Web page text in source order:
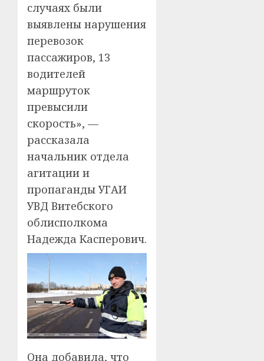
случаях были
выявлены нарушения
перевозок
пассажиров, 13
водителей
маршруток
превысили
скорость», —
рассказала
начальник отдела
агитации и
пропаганды УГАИ
УВД Витебского
облисполкома
Надежда Касперович.
Она добавила, что